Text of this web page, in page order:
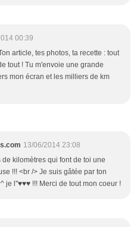
00:39
article, tes photos, ta recette : tout
tout ! Tu m'envoie une grande
mon écran et les milliers de km
13/06/2014 23:08
kilomètres qui font de toi une
!!! <br /> Je suis gâtée par ton
je l''♥♥♥ !!! Merci de tout mon coeur !